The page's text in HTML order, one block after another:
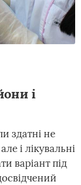
і
здатні не
і лікувальні
варіант під